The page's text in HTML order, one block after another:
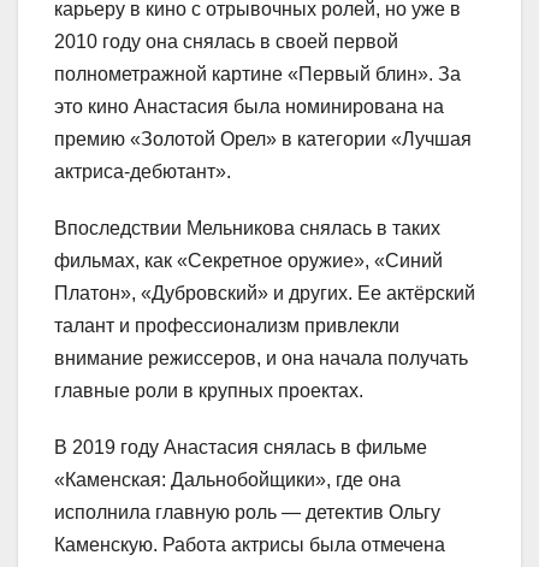
карьеру в кино с отрывочных ролей, но уже в
2010 году она снялась в своей первой
полнометражной картине «Первый блин». За
это кино Анастасия была номинирована на
премию «Золотой Орел» в категории «Лучшая
актриса-дебютант».
Впоследствии Мельникова снялась в таких
фильмах, как «Секретное оружие», «Синий
Платон», «Дубровский» и других. Ее актёрский
талант и профессионализм привлекли
внимание режиссеров, и она начала получать
главные роли в крупных проектах.
В 2019 году Анастасия снялась в фильме
«Каменская: Дальнобойщики», где она
исполнила главную роль — детектив Ольгу
Каменскую. Работа актрисы была отмечена